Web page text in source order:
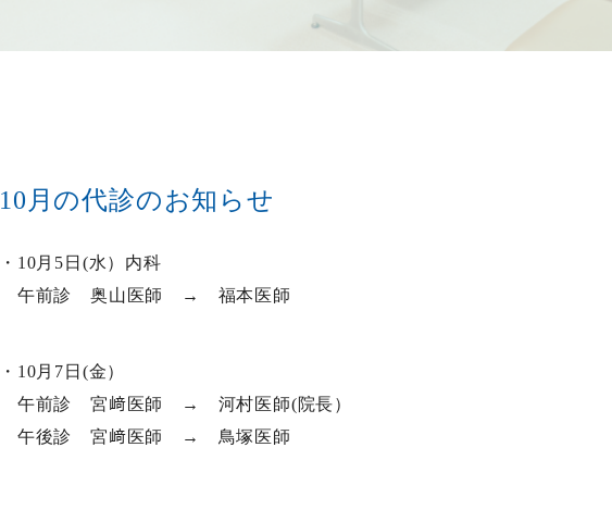
10月の代診のお知らせ
・10月5日(水）内科
午前診 奥山医師 → 福本医師
・10月7日(金）
午前診 宮﨑医師 → 河村医師(院長）
午後診 宮﨑医師 → 鳥塚医師